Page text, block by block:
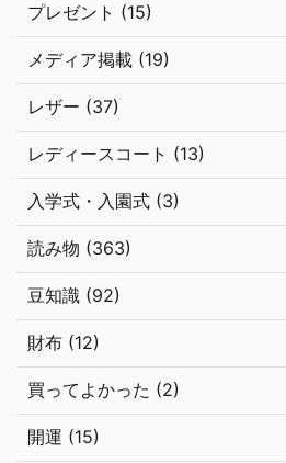
プレゼント (15)
メディア掲載 (19)
レザー (37)
レディースコート (13)
入学式・入園式 (3)
読み物 (363)
豆知識 (92)
財布 (12)
買ってよかった (2)
開運 (15)